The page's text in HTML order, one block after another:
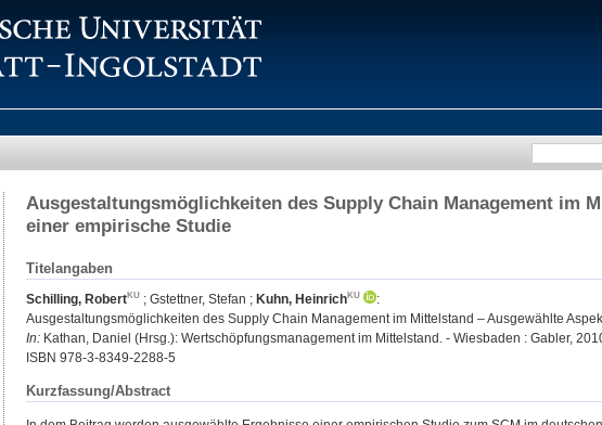
Ausgestaltungsmöglichkeiten des Supply Chain Management im
einer empirische Studie
Titelangaben
Schilling, Robert ; Gstettner, Stefan ; Kuhn, Heinrich
:
Ausgestaltungsmöglichkeiten des Supply Chain Management im Mittelstand – Ausgewählte
In: Kathan, Daniel (Hrsg.): Wertschöpfungsmanagement im Mittelstand. - Wiesbaden : Gabler,
ISBN 978-3-8349-2288-5
Kurzfassung/Abstract